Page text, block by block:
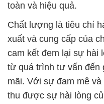
toàn và hiệu quả.
Chất lượng là tiêu chí
xuất và cung cấp của
cam kết đem lại sự hài
từ quá trình tư vấn đến
mãi. Với sự đam mê
thu được sự hài lòng